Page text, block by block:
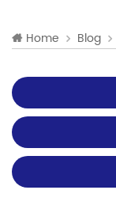
Home Blog